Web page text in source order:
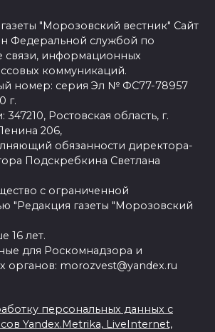
"Морозовский вестник" Сайт
Федеральной службой по
связи, информационных
коммуникаций.
номер: серия Эл № ФС77-78957
г.
Ростовская область, г.
206,
обязанности директора-
Подскребкина Светлана
с ограниченной
"Редакция газеты "Морозовский
16 лет.
для Роскомнадзора и
органов: morozvest@yandex.ru
персональных данных с
Yandex.Metrika, LiveInternet,